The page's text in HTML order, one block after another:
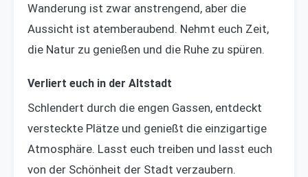
Wanderung ist zwar anstrengend, aber die
Aussicht ist atemberaubend. Nehmt euch Zeit,
die Natur zu genießen und die Ruhe zu spüren.
Verliert euch in der Altstadt
Schlendert durch die engen Gassen, entdeckt
versteckte Plätze und genießt die einzigartige
Atmosphäre. Lasst euch treiben und lasst euch
von der Schönheit der Stadt verzaubern.